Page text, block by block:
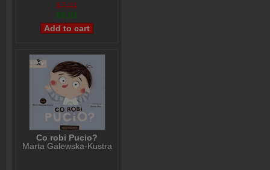
$7,01
$6,01
Co robi Pucio?
Marta Galewska-Kustra